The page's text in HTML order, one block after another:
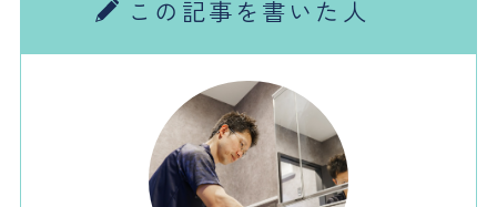
この記事を書いた人